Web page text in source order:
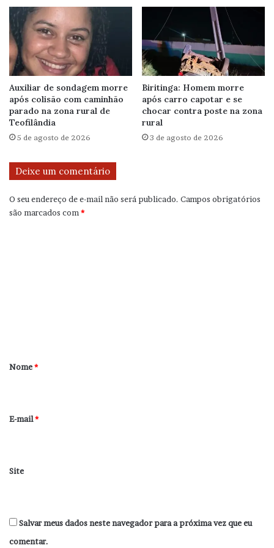
Auxiliar de sondagem morre
após colisão com caminhão
parado na zona rural de
Teofilândia
5 de agosto de 2026
Biritinga: Homem morre
após carro capotar e se
chocar contra poste na zona
rural
3 de agosto de 2026
Deixe um comentário
O seu endereço de e-mail não será publicado. Campos obrigatórios
são marcados com*
r
*
Nome*
E-mail*
Site
Salvar meus dados neste navegador para a próxima vez que eu
comentar.